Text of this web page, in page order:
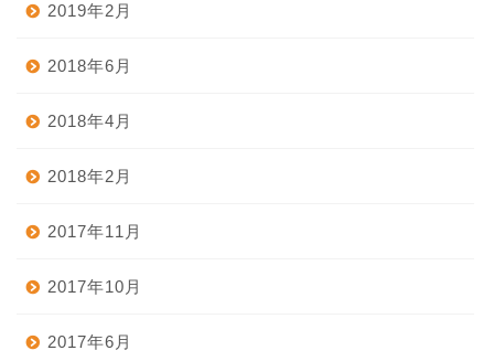
2019年2月
2018年6月
2018年4月
2018年2月
2017年11月
2017年10月
2017年6月